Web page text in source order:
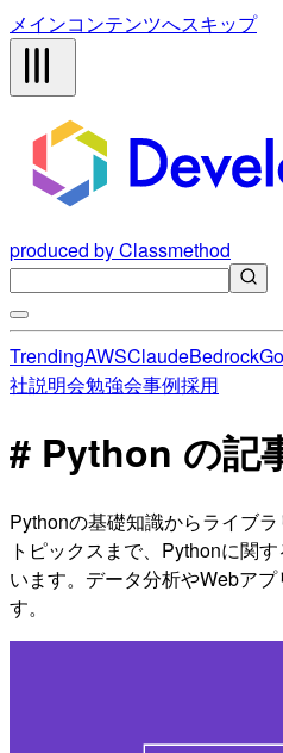
メインコンテンツへスキップ
produced by Classmethod
TrendingAWSClaudeBedrock
社説明会勉強会事例採用
# Python の記
Pythonの基礎知識からライブ
トピックスまで、Pythonに関
います。データ分析やWebア
す。